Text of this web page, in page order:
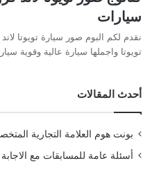
سيارات
تويوتا واجملها سيارة عالية وقوية
أحدث المقالات
بونت هوم العلامة التجارية
أسئلة عامة للمسابقات مع الاجابة اكثر